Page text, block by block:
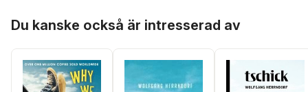
Du kanske också är intresserad av